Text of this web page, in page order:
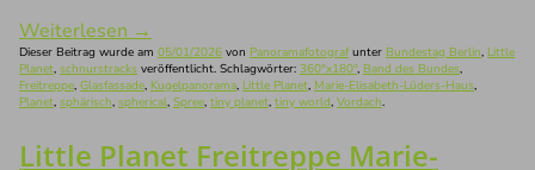
Weiterlesen →
Dieser Beitrag wurde am 05/01/2026 von Panoramafotografunter Bundestag Berlin, Little
Planet, schnurstracks veröffentlicht. Schlagwörter: 360°x180°, Band des Bundes,
Freitreppe, Glasfassade, Kugelpanorama, Little Planet, Marie-Elisabeth-Lüders-Haus,
Planet, sphärisch, spherical, Spree, tiny planet, tiny world, Vordach.
Little Planet Freitreppe Marie-